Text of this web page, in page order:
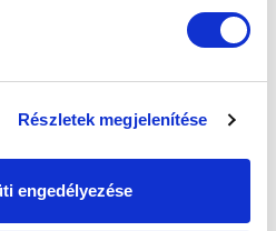
Részletek megjelenítése
engedélyezése